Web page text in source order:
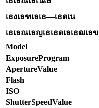
เธงเธฑเธเธ—เธตเน
เธเธณเธญเธเธดเธเธฒเธข
Model
ExposureProgram
ApertureValue
Flash
ISO
ShutterSpeedValue